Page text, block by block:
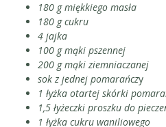
180 g miękkiego masła
180 g cukru
4 jajka
100 g mąki pszennej
200 g mąki ziemniaczanej
sok z jednej pomarańczy
1 łyżka otartej skórki
1,5 łyżeczki proszku do
1 łyżka cukru waniliowego